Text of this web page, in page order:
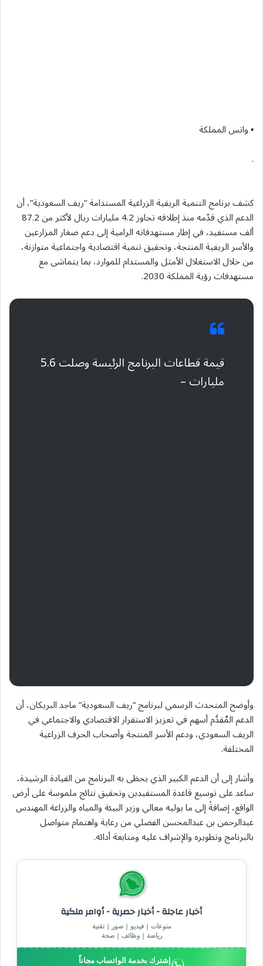
▪︎ واتس المملكة
.
كشف برنامج التنمية الريفية الزراعية المستدامة “ريف السعودية”، أن
الدعم الذي قدّمه منذ إطلاقه تجاوز 4.2 مليارات ريال لأكثر من 87.2
ألف مستفيد، في إطار مستهدفاته الرامية إلى دعم صغار المزارعين
والأسر الريفية المنتجة، وتحقيق تنمية اقتصادية واجتماعية متوازنة،
من خلال الاستغلال الأمثل والمستدام للموارد، بما يتماشى مع
مستهدفات رؤية المملكة 2030.
قيمة قطاعات البرنامج الرئيسة وصلت 5.6
مليارات –
وأوضح المتحدث الرسمي لبرنامج “ريف السعودية” ماجد البريكان، أن
الدعم المُقدَّم أسهم في تعزيز الاستقرار الاقتصادي والاجتماعي في
الريف السعودي، ودعم الأسر المنتجة وأصحاب الحرف الزراعية
المختلفة.
وأشار إلى أن الدعم الكبير الذي يحظى به البرنامج من القيادة الرشيدة،
ساعد على توسيع قاعدة المستفيدين وتحقيق نتائج ملموسة على أرض
الواقع، إضافةً إلى ما يوليه معالي وزير البيئة والمياه والزراعة المهندس
عبدالرحمن بن عبدالمحسن الفضلي من رعاية واهتمام متواصل
بالبرنامج وتطويره والإشراف عليه ومتابعة أدائه.
أخبار عاجلة - أخبار حصرية - أوامر ملكية
منوعات | فيديو | صور | تقنية
رياضة | وظائف | صحة
إشترك بخدمة الواتساب مجاناً